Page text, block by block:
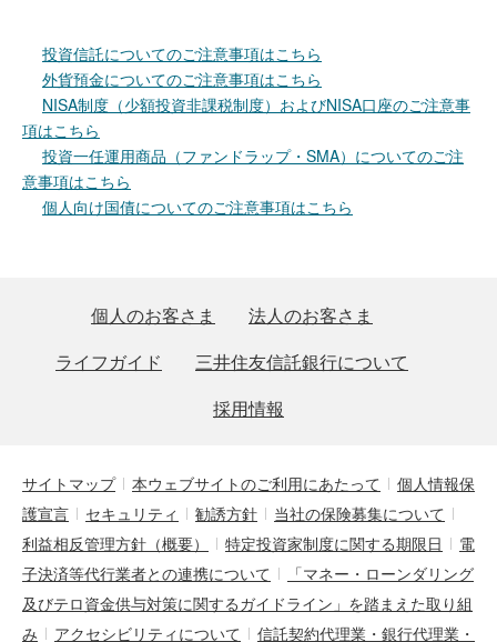
投資信託についてのご注意事項はこちら
外貨預金についてのご注意事項はこちら
NISA制度（少額投資非課税制度）およびNISA口座のご注意事
項はこちら
投資一任運用商品（ファンドラップ・SMA）についてのご注
意事項はこちら
個人向け国債についてのご注意事項はこちら
個人のお客さま
法人のお客さま
ライフガイド
三井住友信託銀行について
採用情報
サイトマップ 本ウェブサイトのご利用にあたって
個人情報保
護宣言
セキュリティ 勧誘方針
当社の保険募集について
利益相反管理方針（概要）
特定投資家制度に関する期限日
電
子決済等代行業者との連携について
「マネー・ローンダリング
及びテロ資金供与対策に関するガイドライン」を踏まえた取り組
み
アクセシビリティについて
信託契約代理業・銀行代理業・